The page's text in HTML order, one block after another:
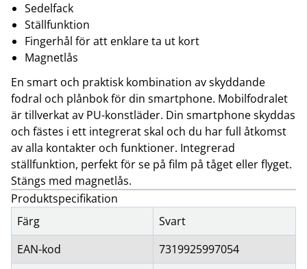
Sedelfack
Ställfunktion
Fingerhål för att enklare ta ut kort
Magnetlås
En smart och praktisk kombination av skyddande
fodral och plånbok för din smartphone. Mobilfodralet
är tillverkat av PU-konstläder. Din smartphone skyddas
och fästes i ett integrerat skal och du har full åtkomst
av alla kontakter och funktioner. Integrerad
ställfunktion, perfekt för se på film på tåget eller flyget.
Stängs med magnetlås.
Produktspecifikation
Färg
Svart
EAN-kod
7319925997054